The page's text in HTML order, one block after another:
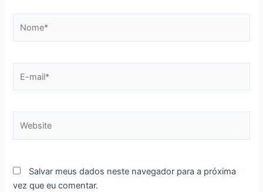
mail*
Salvar meus dados neste navegador para a próxima
vez que eu comentar.